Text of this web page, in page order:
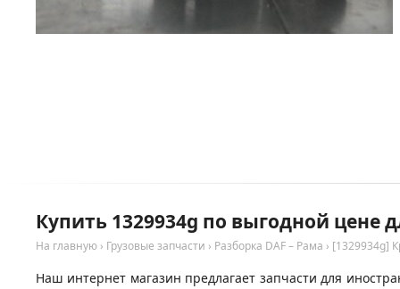
Купить 1329934g по выгодной цене
На главную › Грузовые запчасти › Разборка DAF – Рама › [1329934g]
Наш интернет магазин предлагает запчасти для